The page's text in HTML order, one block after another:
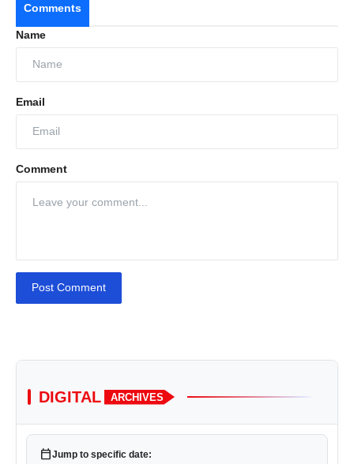
Comments
Name
Email
Comment
Post Comment
DIGITAL ARCHIVES
calendar_todayJump to specific date: